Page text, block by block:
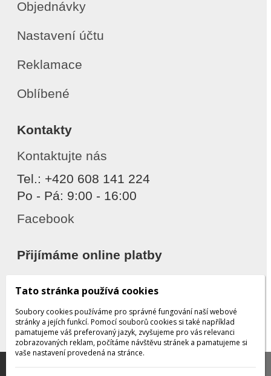
Objednávky
Nastavení účtu
Reklamace
Oblíbené
Kontakty
Kontaktujte nás
Tel.: +420 608 141 224
Po - Pá: 9:00 - 16:00
Facebook
Přijímáme online platby
Děkujeme za důvěru
Tato stránka používá cookies
Soubory cookies používáme pro správné fungování naší webové
stránky a jejích funkcí. Pomocí souborů cookies si také například
pamatujeme váš preferovaný jazyk, zvyšujeme pro vás relevanci
zobrazovaných reklam, počítáme návštěvu stránek a pamatujeme si
vaše nastavení provedená na stránce.